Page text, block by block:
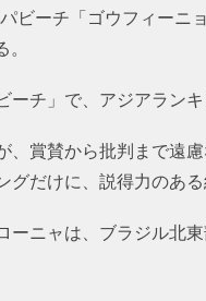
ーチ「ゴウフィーニ
チ」で、アジアランキ
賞賛から批判まで遠
だけに、説得力のある
ニャは、ブラジル北